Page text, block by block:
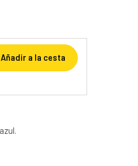
Añadir a la cesta